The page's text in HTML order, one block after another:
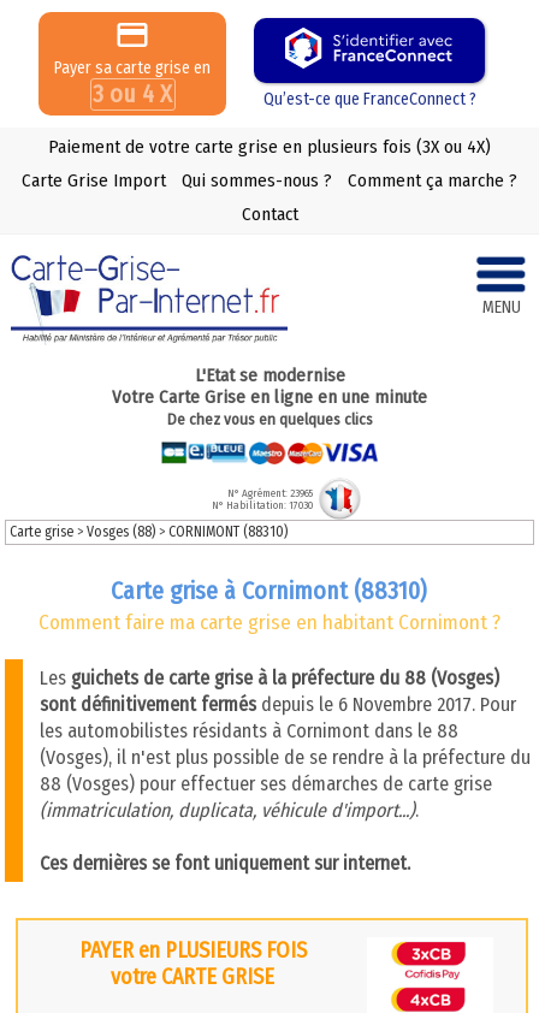
Payer sa carte grise en
3 ou 4 X Qu’est-ce que FranceConnect ?
Paiement de votre carte grise en plusieurs fois (3X ou 4X)
Carte Grise Import
Qui sommes-nous ?
Comment ça marche ?
Contact
MENU
L'Etat se modernise
Votre Carte Grise en ligne en une minute
De chez vous en quelques clics
N° Agrément: 23965
N° Habilitation: 17030
Carte grise >Vosges (88)>CORNIMONT (88310)
Carte grise à Cornimont (88310)
Comment faire ma carte grise en habitant Cornimont ?
Les guichets de carte grise à la préfecture du 88 (Vosges)
sont définitivement fermésdepuis le 6 Novembre 2017. Pour
les automobilistes résidants à Cornimont dans le 88
(Vosges), il n'est plus possible de se rendre à la préfecture du
88 (Vosges) pour effectuer ses démarches de carte grise
(immatriculation, duplicata, véhicule d'import...).
Ces dernières se font uniquement sur internet.
PAYER en PLUSIEURS FOIS
votre CARTE GRISE